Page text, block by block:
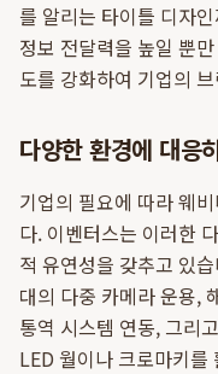
를 알리는 타이틀 디자
정보 전달력을 높일 뿐
도를 강화하여 기업의
다양한 환경에 대응
기업의 필요에 따라 웨
다. 이벤터스는 이러한
적 유연성을 갖추고 있
대의 다중 카메라 운용,
통역 시스템 연동, 그리
LED 월이나 크로마키를